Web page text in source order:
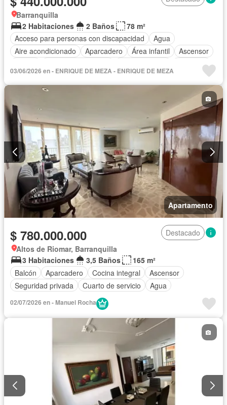
Barranquilla
2 Habitaciones
2 Baños
78 m²
Acceso para personas con discapacidad
Agua
Aire acondicionado
Aparcadero Área infantil
Ascensor
Gimnasio
Jardín
Piscina Seguridad privada Vista panorámica
03/06/2026 en - ENRIQUE DE MEZA - ENRIQUE DE MEZA
Apartamento
$ 780.000.000
Destacado
Altos de Riomar, Barranquilla
3 Habitaciones
3,5 Baños
165 m²
Balcón
Aparcadero Cocina integral
Ascensor
Seguridad privada
Cuarto de servicio Agua
02/07/2026 en - Manuel Rocha